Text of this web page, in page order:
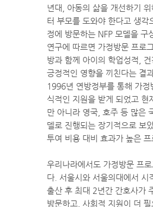
년대, 아동의 삶을 개선하기
터 부모를 도와야 한다고 생각
정에 방문하는 NFP 모델을 구
연구에 따르면 가정방문 프로
방과 함께 아이의 학업성적,
긍정적인 영향을 끼친다는 결
1996년 연방정부를 통해 가정
식적인 지원을 받게 되었고 현
만 아니라 영국, 호주 등 많은
델로 진행되는 장기적으로 보
투여 비용 대비 효과가 높은 프
우리나라에서도 가정방문 프로
다. 서울시와 서울의대에서 시
출산 후 최대 2년간 간호사가
방문하고, 사회적 지원이 더